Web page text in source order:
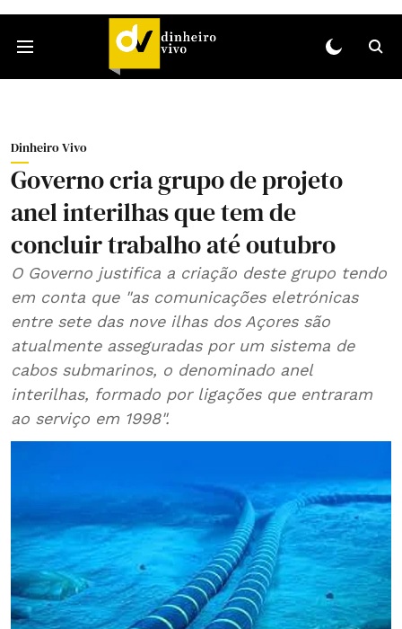
Dinheiro Vivo
Governo cria grupo de projeto
anel interilhas que tem de
concluir trabalho até outubro
O Governo justifica a criação deste grupo tendo
em conta que "as comunicações eletrónicas
entre sete das nove ilhas dos Açores são
atualmente asseguradas por um sistema de
cabos submarinos, o denominado anel
interilhas, formado por ligações que entraram
ao serviço em 1998".